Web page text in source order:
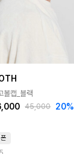
볼캡_블랙
45,000 20%